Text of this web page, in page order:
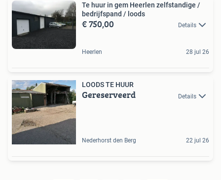
Te huur in gem Heerlen zelfstandige /
bedrijfspand / loods
€ 750,00 Details
Heerlen 28 jul 26
LOODS TE HUUR
Gereserveerd Details
Nederhorst den Berg 22 jul 26